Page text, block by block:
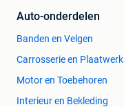
Auto-onderdelen
Banden en Velgen
Carrosserie en Plaatwerk
Motor en Toebehoren
Interieur en Bekleding